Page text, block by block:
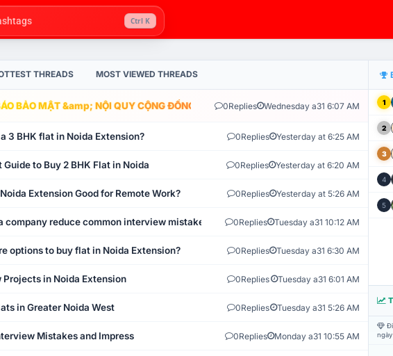
Ctrl K
THREADS MOST VIEWED THREADS
BẢO MẬT &amp; NỘI QUY CỘNG ĐỒNG VLIKE.VN: HỆ THỐNG GIÁM SÁT TỰ
0Replies Wednesday a31 6:07 AM
3 BHK flat in Noida Extension? 0Replies Yesterday at 6:25 AM
to Buy 2 BHK Flat in Noida 0Replies Yesterday at 6:20 AM
Extension Good for Remote Work? 0Replies Yesterday at 5:26 AM
company reduce common interview mistakes? 0Replies Tuesday a31 10:12 AM
options to buy flat in Noida Extension? 0Replies Tuesday a31 6:30 AM
Projects in Noida Extension 0Replies Tuesday a31 6:01 AM
in Greater Noida West 0Replies Tuesday a31 5:26 AM
Mistakes and Impress 0Replies Monday a31 10:55 AM
1
2
3
4
5